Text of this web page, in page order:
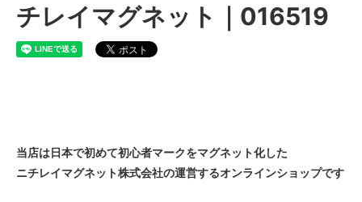
チレイマグネット｜016519
当店は日本で初めて初心者マークをマグネット化した
ニチレイマグネット株式会社の運営するオンラインショップです